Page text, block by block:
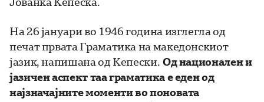
На 26 јануари во 1946 година изглегла од
печат првата Граматика на македонскиот
јазик, напишана од Кепески. Од национален и
јазичен аспект таа граматика е еден од
најзначајните моменти во поновата